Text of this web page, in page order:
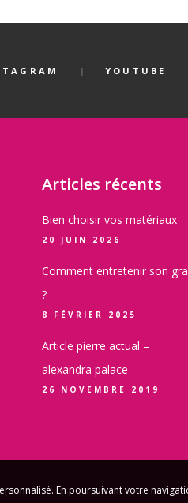
YOUTUBE
Articles récents
Bien choisir vos matériaux
20 JUIN 2026
Comment entretenir son
?
8 FÉVRIER 2025
Article pierre actual –
alexandra palace
26 NOVEMBRE 2019
En poursuivant votre